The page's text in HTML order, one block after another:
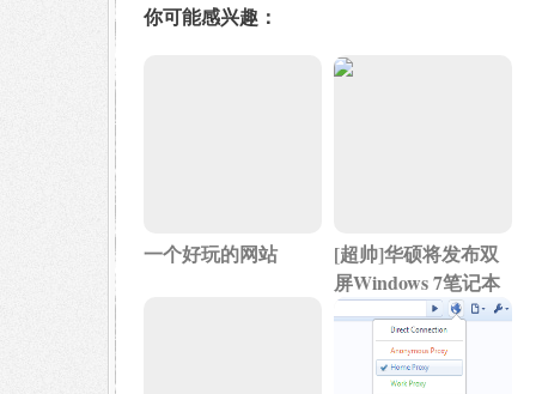
你可能感兴趣：
一个好玩的网站
[超帅]华硕将发布双
屏Windows 7笔记本